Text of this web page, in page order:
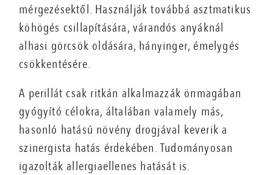
mérgezésektől. Használják továbbá asztmatikus
köhögés csillapítására, várandós anyáknál
alhasi görcsök oldására, hányinger, émelygés
csökkentésére.
A perillát csak ritkán alkalmazzák önmagában
gyógyító célokra, általában valamely más,
hasonló hatású növény drogjával keverik a
szinergista hatás érdekében. Tudományosan
igazolták allergiaellenes hatását is.